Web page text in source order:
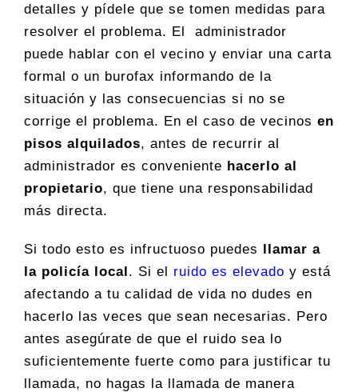
detalles y pídele que se tomen medidas para
resolver el problema. El administrador
puede hablar con el vecino y enviar una carta
formal o un burofax informando de la
situación y las consecuencias si no se
corrige el problema. En el caso de vecinos en
pisos alquilados, antes de recurrir al
administrador es conveniente hacerlo al
propietario, que tiene una responsabilidad
más directa.
Si todo esto es infructuoso puedes llamar a
la policía local. Si el ruido es elevado y está
afectando a tu calidad de vida no dudes en
hacerlo las veces que sean necesarias. Pero
antes asegúrate de que el ruido sea lo
suficientemente fuerte como para justificar tu
llamada, no hagas la llamada de manera